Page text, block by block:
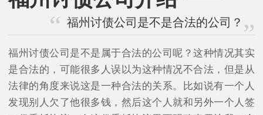
福州讨债公司是不是合法的公司？
福州讨债公司是不是属于合法的公司呢？这种情况其实
是合法的，可能很多人误以为这种情况不合法，但是从
法律的角度来说这是一种合法的关系。比如说有一个人
发现别人欠了他很多钱，然后这个人就和另外一个人签